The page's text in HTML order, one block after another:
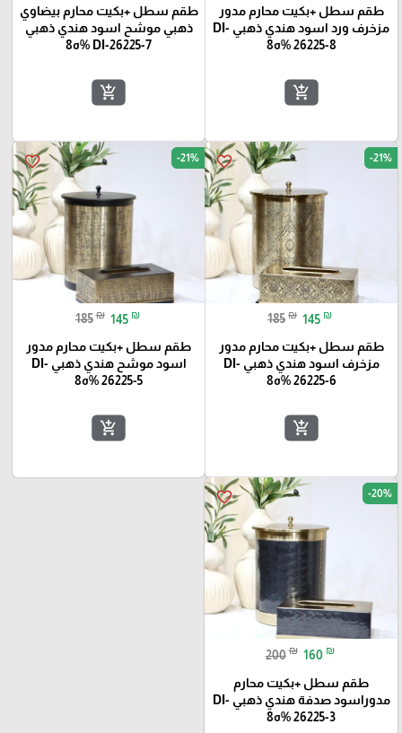
طقم سطل +بكيت محارم مدور
مزخرف ورد اسود هندي ذهبي DI-
26225-8 %ه8
add_shopping_cart
طقم سطل +بكيت محارم بيضاوي
ذهبي موشح اسود هندي ذهبي
DI-26225-7 %ه8
add_shopping_cart
favorite_border -21%
185 ₪ 145 ₪
طقم سطل +بكيت محارم مدور
مزخرف اسود هندي ذهبي DI-
26225-6 %ه8
add_shopping_cart
favorite_border -21%
185 ₪ 145 ₪
طقم سطل +بكيت محارم مدور
اسود موشح هندي ذهبي DI-
26225-5 %ه8
add_shopping_cart
favorite_border -20%
200 ₪ 160 ₪
طقم سطل +بكيت محارم
مدوراسود صدفة هندي ذهبي DI-
26225-3 %ه8